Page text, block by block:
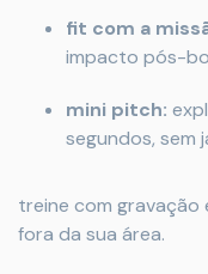
fit com a
impacto pós-
mini pitch:
segundos, sem
treine com gravação
fora da sua área.